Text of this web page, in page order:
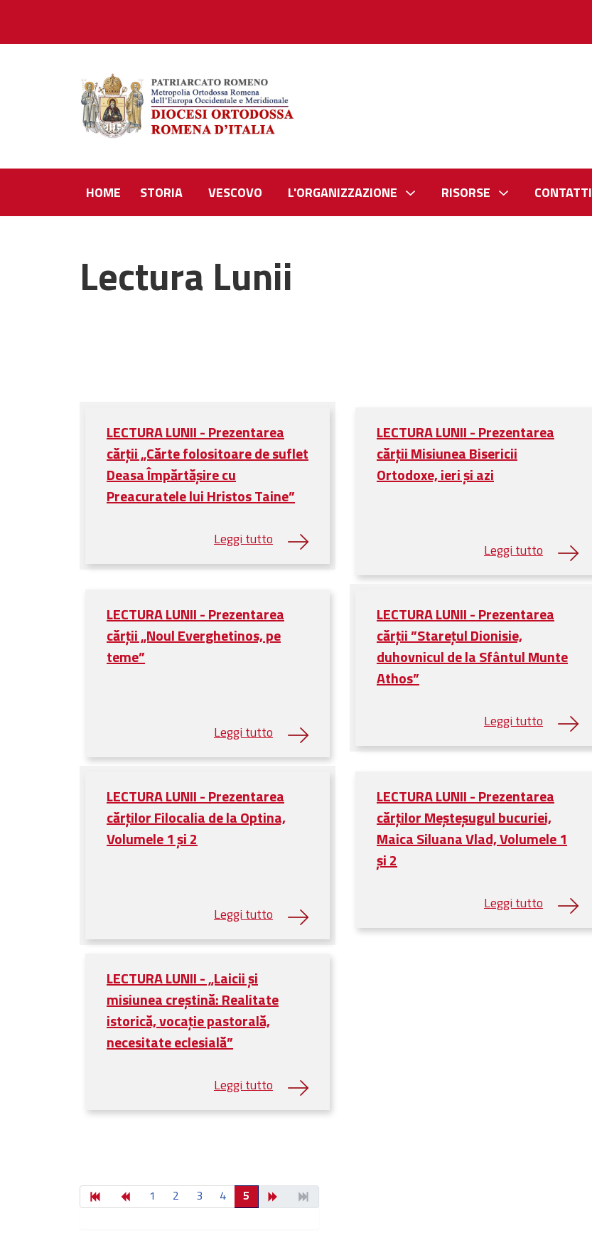
HOME STORIA VESCOVO L'ORGANIZZAZIONE RISORSE CONTATTI
Lectura Lunii
LECTURA LUNII - Prezentarea
cărții „Cărte folositoare de suflet
Deasa Împărtășire cu
Preacuratele lui Hristos Taine”
LECTURA LUNII - Prezentarea
cărții Misiunea Bisericii
Ortodoxe, ieri și azi
LECTURA LUNII - Prezentarea
cărții „Noul Everghetinos, pe
teme”
LECTURA LUNII - Prezentarea
cărții ”Starețul Dionisie,
duhovnicul de la Sfântul Munte
Athos”
LECTURA LUNII - Prezentarea
cărților Filocalia de la Optina,
Volumele 1 și 2
LECTURA LUNII - Prezentarea
cărților Meșteșugul bucuriei,
Maica Siluana Vlad, Volumele 1
și 2
LECTURA LUNII - „Laicii și
misiunea creștină: Realitate
istorică, vocație pastorală,
necesitate eclesială”
1 2 3 4 5